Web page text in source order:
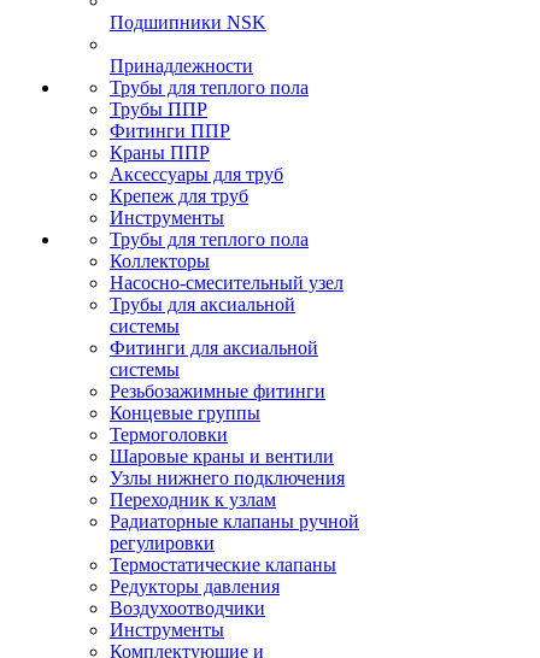
Подшипники NSK
Принадлежности
Трубы для теплого пола
Трубы ППР
Фитинги ППР
Краны ППР
Аксессуары для труб
Крепеж для труб
Инструменты
Трубы для теплого пола
Коллекторы
Насосно-смесительный узел
Трубы для аксиальной
системы
Фитинги для аксиальной
системы
Резьбозажимные фитинги
Концевые группы
Термоголовки
Шаровые краны и вентили
Узлы нижнего подключения
Переходник к узлам
Радиаторные клапаны ручной
регулировки
Термостатические клапаны
Редукторы давления
Воздухоотводчики
Инструменты
Комплектующие и